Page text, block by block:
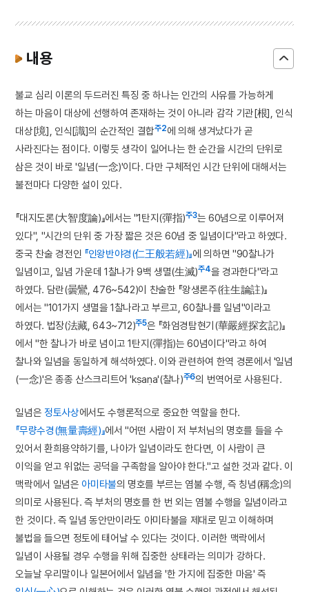
내용
불교 심리 이론의 두드러진 특징 중 하나는 인간의 사유를 가능하게
하는 마음이 대상에 선행하여 존재하는 것이 아니라 감각 기관[根], 인식
대상[境], 인식[識]의 순간적인 결합주2에 의해 생겨났다가 곧
사라진다는 점이다. 이렇듯 생각이 일어나는 한 순간을 시간의 단위로
삼은 것이 바로 '일념(一念)'이다. 다만 구체적인 시간 단위에 대해서는
불전마다 다양한 설이 있다.
『대지도론(大智度論)』에서는 "1탄지(彈指)주3는 60념으로 이루어져
있다", "시간의 단위 중 가장 짧은 것은 60념 중 일념이다"라고 하였다.
중국 찬술 경전인 『인왕반야경(仁王般若經)』에 의하면 "90찰나가
일념이고, 일념 가운데 1찰나가 9백 생멸(生滅)주4을 경과한다"라고
하였다. 담란(曇鸞, 476~542)이 찬술한 『왕생론주(往生論註)』
에서는 "101가지 생멸을 1찰나라고 부르고, 60찰나를 일념"이라고
하였다. 법장(法藏, 643~712)주5은 『화엄경탐현기(華嚴經探玄記)』
에서 "한 찰나가 바로 념이고 1탄지(彈指)는 60념이다"라고 하여
찰나와 일념을 동일하게 해석하였다. 이와 관련하여 한역 경론에서 '일념
(一念)'은 종종 산스크리트어 'kṣaṇa'(찰나)주6의 번역어로 사용된다.
일념은 정토사상에서도 수행론적으로 중요한 역할을 한다.
『무량수경(無量壽經)』에서 "어떤 사람이 저 부처님의 명호를 들을 수
있어서 환희용약하기를, 나아가 일념이라도 한다면, 이 사람이 큰
이익을 얻고 위없는 공덕을 구족함을 알아야 한다."고 설한 것과 같다. 이
맥락에서 일념은 아미타불의 명호를 부르는 염불 수행, 즉 칭념(稱念)의
의미로 사용된다. 즉 부처의 명호를 한 번 외는 염불 수행을 일념이라고
한 것이다. 즉 일념 동안만이라도 아미타불을 제대로 믿고 이해하며
불법을 들으면 정토에 태어날 수 있다는 것이다. 이러한 맥락에서
일념이 사용될 경우 수행을 위해 집중한 상태라는 의미가 강하다.
오늘날 우리말이나 일본어에서 일념을 '한 가지에 집중한 마음' 즉